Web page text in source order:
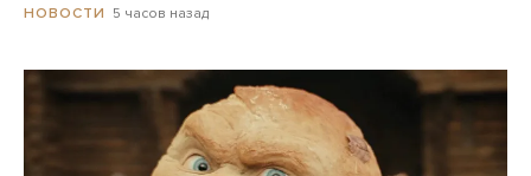
НОВОСТИ 5 часов назад